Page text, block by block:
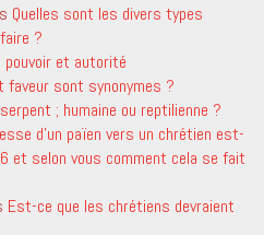
Quelles sont les divers types
?
pouvoir et autorité
faveur sont synonymes ?
; humaine ou reptilienne ?
d’un païen vers un chrétien est-
et selon vous comment cela se fait
Est-ce que les chrétiens devraient